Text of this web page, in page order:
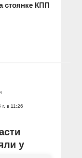
стоянке КПП
в 11:26
у